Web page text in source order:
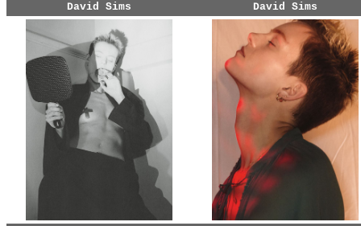
David Sims David Sims